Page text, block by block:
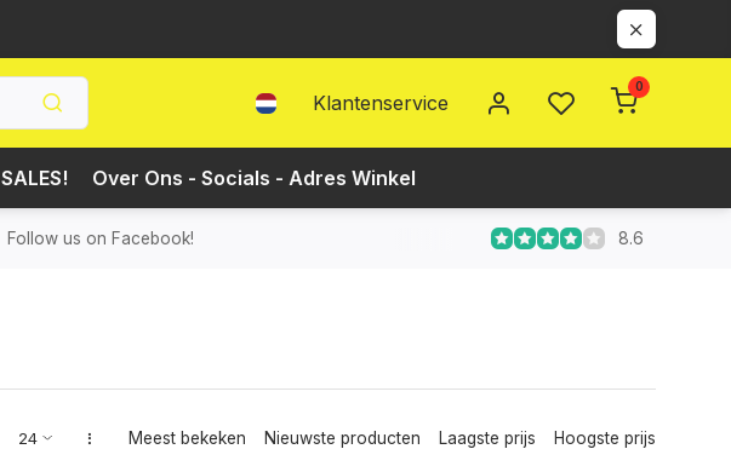
Klantenservice
0
SALES! Over Ons - Socials - Adres Winkel
Follow us on Facebook! 8.6
Meest bekeken Nieuwste producten Laagste prijs Hoogste prijs